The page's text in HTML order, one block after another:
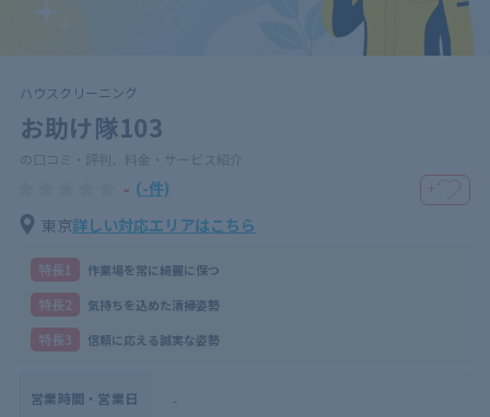
ハウスクリーニング
お助け隊103
の口コミ・評判、料金・サービス紹介
- (-件) ＋
東京詳しい対応エリアはこちら
特⻑1 作業場を常に綺麗に保つ
特⻑2 気持ちを込めた清掃姿勢
特⻑3 信頼に応える誠実な姿勢
営業時間・営業日 -